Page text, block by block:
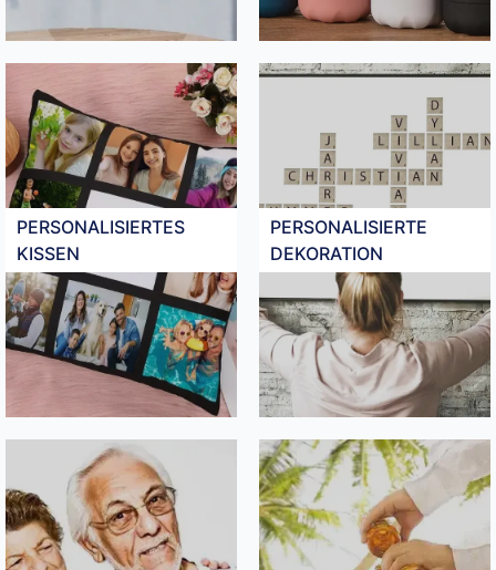
PERSONALISIERTES
KISSEN
PERSONALISIERTE
DEKORATION